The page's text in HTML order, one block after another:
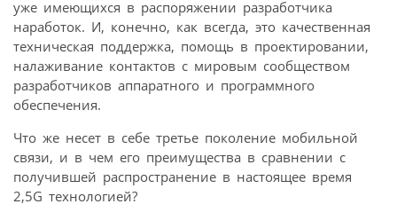
уже имеющихся в распоряжении разработчика
наработок. И, конечно, как всегда, это качественная
техническая поддержка, помощь в проектировании,
налаживание контактов с мировым сообществом
разработчиков аппаратного и программного
обеспечения.
Что же несет в себе третье поколение мобильной
связи, и в чем его преимущества в сравнении с
получившей распространение в настоящее время
2,5G технологией?